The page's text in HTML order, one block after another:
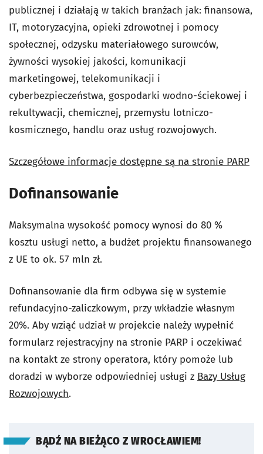
publicznej i działają w takich branżach jak: finansowa,
IT, motoryzacyjna, opieki zdrowotnej i pomocy
społecznej, odzysku materiałowego surowców,
żywności wysokiej jakości, komunikacji
marketingowej, telekomunikacji i
cyberbezpieczeństwa, gospodarki wodno-ściekowej i
rekultywacji, chemicznej, przemysłu lotniczo-
kosmicznego, handlu oraz usług rozwojowych.
Szczegółowe informacje dostępne są na stronie PARP
Dofinansowanie
Maksymalna wysokość pomocy wynosi do 80 %
kosztu usługi netto, a budżet projektu finansowanego
z UE to ok. 57 mln zł.
Dofinansowanie dla firm odbywa się w systemie
refundacyjno-zaliczkowym, przy wkładzie własnym
20%. Aby wziąć udział w projekcie należy wypełnić
formularz rejestracyjny na stronie PARP i oczekiwać
na kontakt ze strony operatora, który pomoże lub
doradzi w wyborze odpowiedniej usługi z Bazy Usług
Rozwojowych.
BĄDŹ NA BIEŻĄCO Z WROCŁAWIEM!